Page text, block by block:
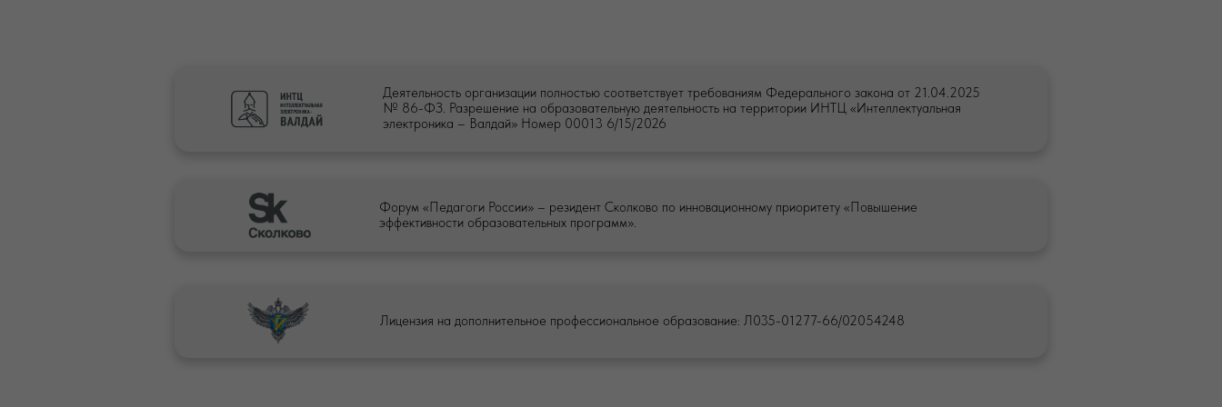
Форум «Педагоги России» – резидент Сколково по инновационному приоритету «Повышение
эффективности образовательных программ».
Лицензия на дополнительное профессиональное образование: Л035-01277-66/02054248
Деятельность организации полностью соответствует требованиям Федерального закона от 21.04.2025
№ 86-ФЗ. Разрешение на образовательную деятельность на территории ИНТЦ «Интеллектуальная
электроника – Валдай» Номер 00013 6/15/2026
Согласие на куки